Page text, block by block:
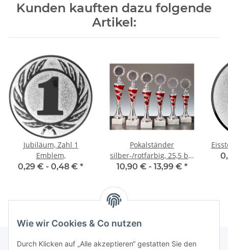
Wie wir Cookies & Co nutzen
Durch Klicken auf „Alle akzeptieren“ gestatten Sie den
Kunden kauften dazu folgende
Artikel:
Jubiläum, Zahl 1
Emblem,
0,29 € - 0,48 € *
Pokalständer
silber-/rotfarbig, 25,5 bis
33,4 cm, 6er Serie
10,90 € - 13,99 € *